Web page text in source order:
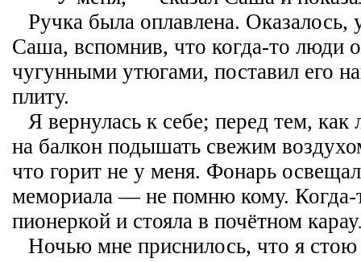
Ручка была оплавлена. Оказалось,
Саша, вспомнив, что когда-то люди
чугунными утюгами, поставил его
плиту.
Я вернулась к себе; перед тем, как
на балкон подышать свежим
что горит не у меня. Фонарь
мемориала — не помню кому. Когда-
пионеркой и стояла в почётном
Ночью мне приснилось, что я стою